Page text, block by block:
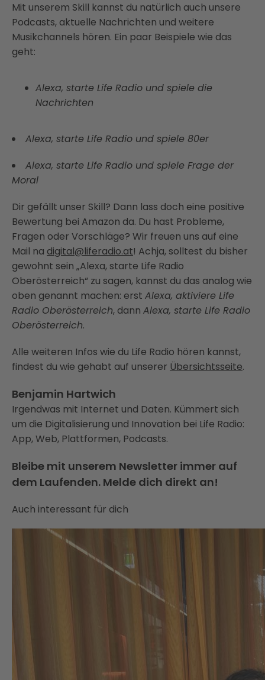
Mit unserem Skill kannst du natürlich auch unsere
Podcasts, aktuelle Nachrichten und weitere
Musikchannels hören. Ein paar Beispiele wie das
geht:
Alexa, starte Life Radio und spiele die
Nachrichten
Alexa, starte Life Radio und spiele 80er
Alexa, starte Life Radio und spiele Frage der
Moral
Dir gefällt unser Skill? Dann lass doch eine positive
Bewertung bei Amazon da. Du hast Probleme,
Fragen oder Vorschläge? Wir freuen uns auf eine
Mail na digital@liferadio.at! Achja, solltest du bisher
gewohnt sein „Alexa, starte Life Radio
Oberösterreich“ zu sagen, kannst du das analog wie
oben genannt machen: erst Alexa, aktiviere Life
Radio Oberösterreich, dann Alexa, starte Life Radio
Oberösterreich.
Alle weiteren Infos wie du Life Radio hören kannst,
findest du wie gehabt auf unserer Übersichtsseite.
Benjamin Hartwich
Irgendwas mit Internet und Daten. Kümmert sich
um die Digitalisierung und Innovation bei Life Radio:
App, Web, Plattformen, Podcasts.
Bleibe mit unserem Newsletter immer auf
dem Laufenden. Melde dich direkt an!
Auch interessant für dich